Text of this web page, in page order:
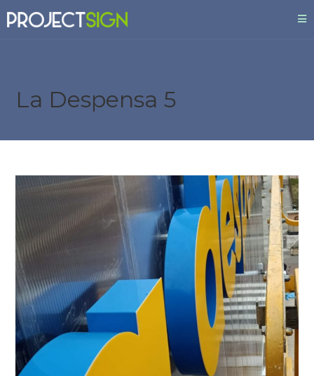
La Despensa 5